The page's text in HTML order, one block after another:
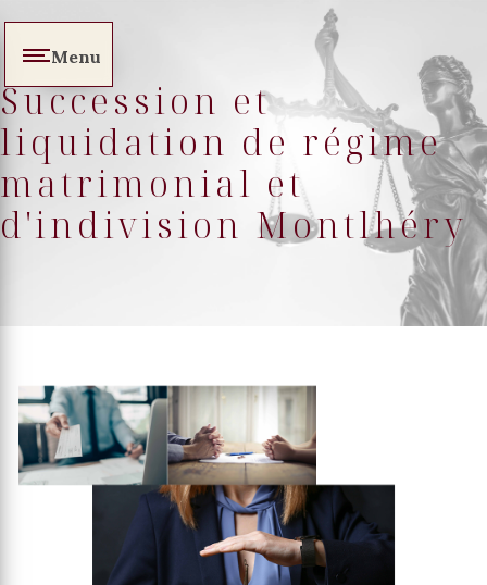
Menu
Succession et
liquidation de régime
matrimonial et
d'indivision Montlhéry